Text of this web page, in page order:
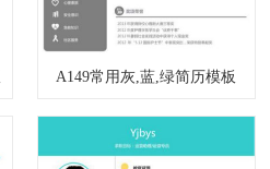
A149常用灰,蓝,绿简历模板